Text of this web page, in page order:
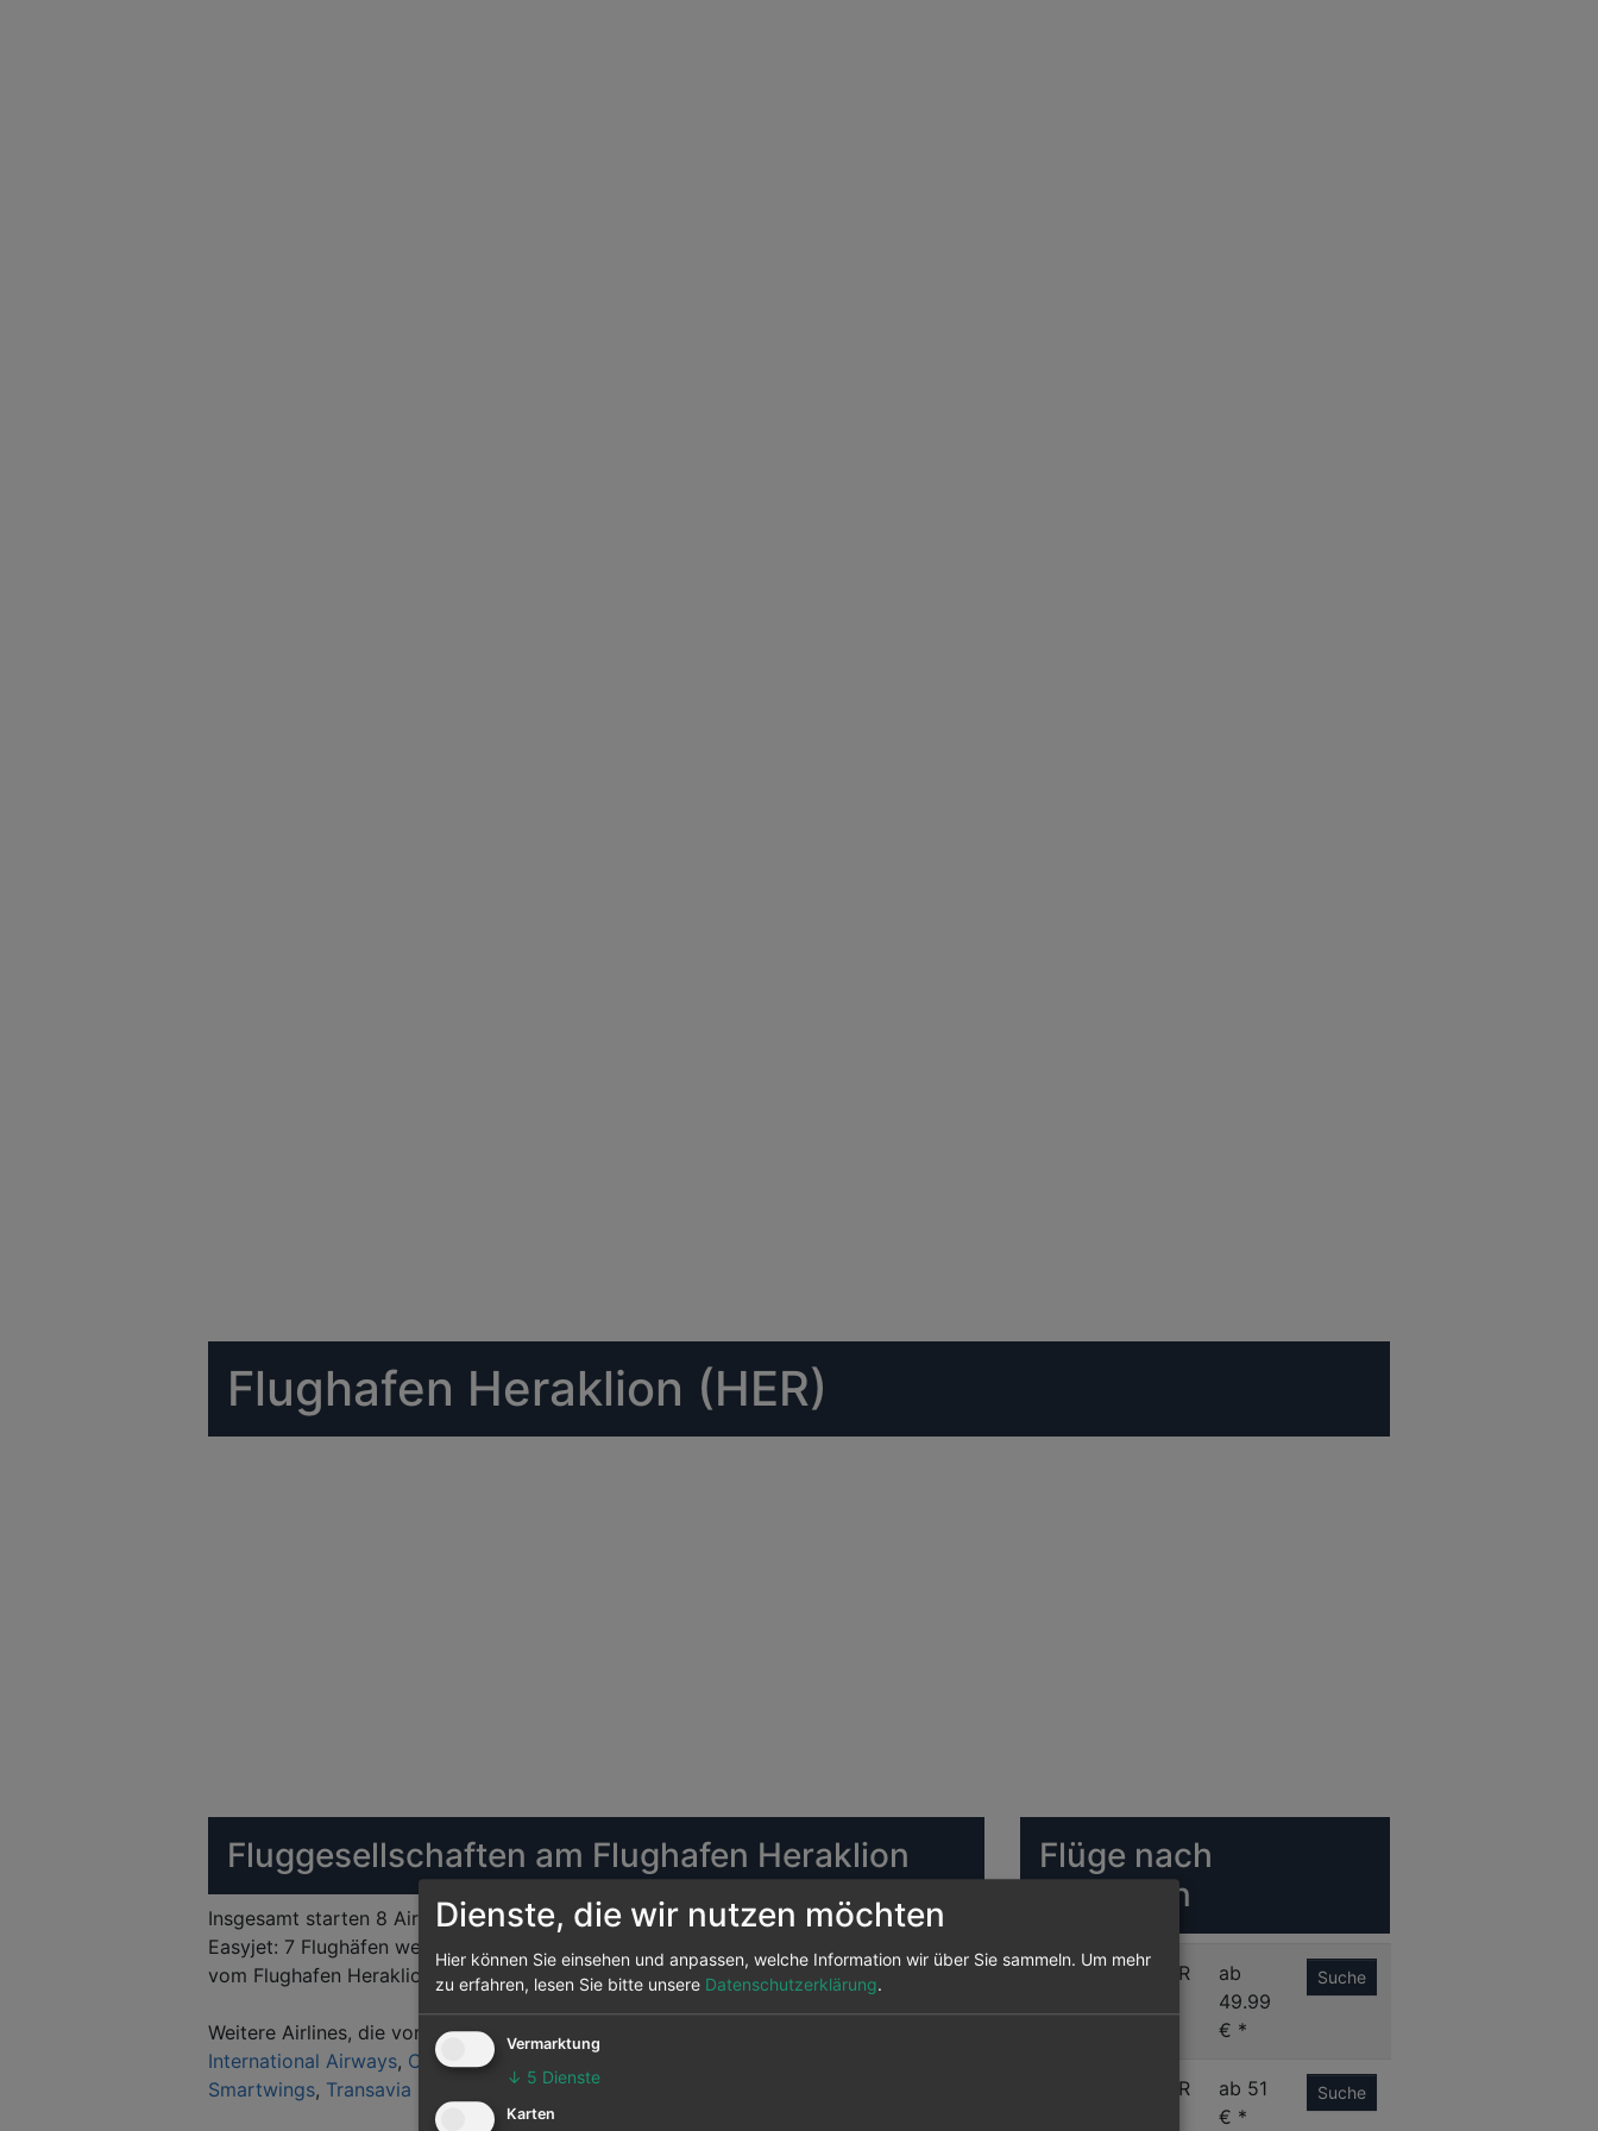
Flughafen Heraklion (HER)
Fluggesellschaften am Flughafen Heraklion
Insgesamt starten 8 Airlines vom Flughafen Heraklion Die meisten Ziele bedient
Easyjet: 7 Flughäfen werden von ihr von hier aus angeflogen, das sind 1 Prozent aller
vom Flughafen Heraklion abgehenden Strecken.
Weitere Airlines, die vom Flughafen Heraklion abfliegen sind
International Airways, Condor,Cyprus Airways
Smartwings, Transavia
Flüge nach
Heraklion
DUS HER
ab
49.99
€ *
Suche
HER
ab 51
€ *
Suche
Dienste, die wir nutzen möchten
Hier können Sie einsehen und anpassen, welche Information wir über Sie sammeln. Um mehr
zu erfahren, lesen Sie bitte unsere Datenschutzerklärung.
Vermarktung
↓ 5 Dienste
Karten